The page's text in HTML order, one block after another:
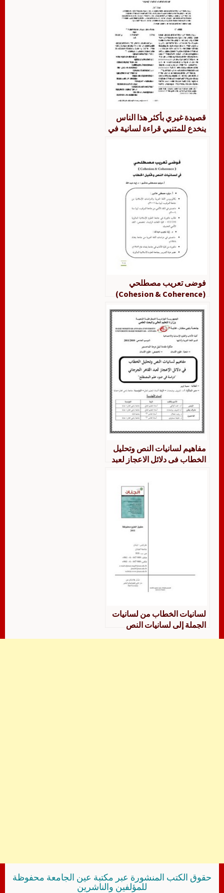
قصيدة غيري بأكثر هذا الناس
ينخدع للمتنبي قراءة لسانية في
فوضى تعريب مصطلحي
(Cohesion & Coherence)
الخطاب
مفاهيم لسانيات النص وتحليل
الخطاب فى دلائل الاعجاز لعبد
ضوء علم المصطلح
لسانيات الخطاب من لسانيات
الجملة إلى لسانيات النص
حقوق الكتب المنشورة عبر مكتبة عين الجامعة محفوظة
للمؤلفين والناشرين